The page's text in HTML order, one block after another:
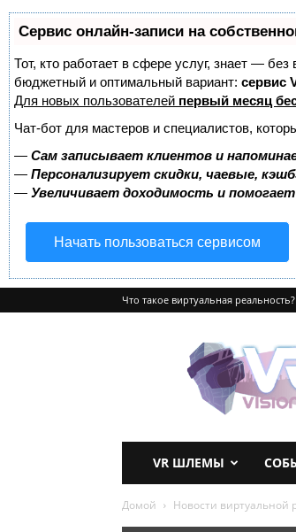
Сервис онлайн-записи на
Тот, кто работает в сфере услуг, знает —
бюджетный и оптимальный вариант: сервис
Для новых пользователей первый месяц
Чат-бот для мастеров и специалистов,
— Сам записывает клиентов и
— Персонализирует скидки, чаевые,
— Увеличивает доходимость и
Начать пользоваться сервисом
Что такое виртуальная реальность?
VRvision.ru
VR ШЛЕМЫ
Домой Новости виртуальной